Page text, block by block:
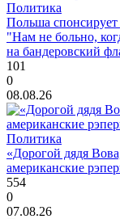
Политика
Польша
"Нам не больно,
на бандеровский
101
0
08.08.26
Политика
«Дорогой дядя
американские
554
0
07.08.26